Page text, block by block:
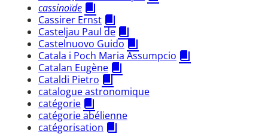
cassinoïde
Cassirer Ernst
Casteljau Paul de
Castelnuovo Guido
Catala i Poch Maria Assumpcio
Catalan Eugène
Cataldi Pietro
catalogue astronomique
catégorie
catégorie abélienne
catégorisation